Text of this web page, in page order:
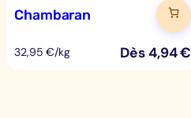
Chambaran
32,95 €/kg Dès4,94€